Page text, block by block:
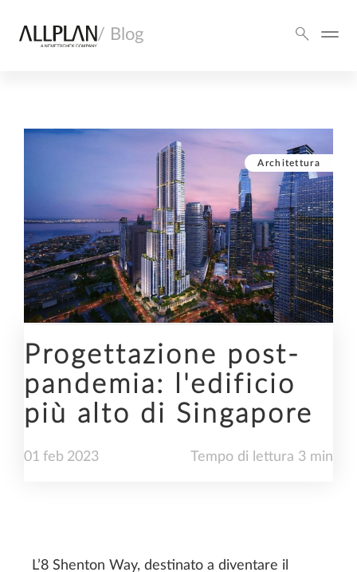
/ Blog
Architettura
Progettazione post-
pandemia: l'edificio
più alto di Singapore
01 feb 2023 Tempo di lettura 3 min
L’8 Shenton Way, destinato a diventare il